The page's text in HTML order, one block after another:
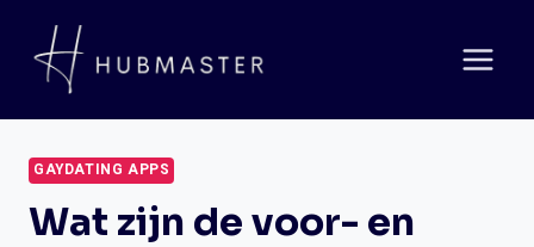
naar
inhoud
GAYDATING APPS
Wat zijn de voor- en